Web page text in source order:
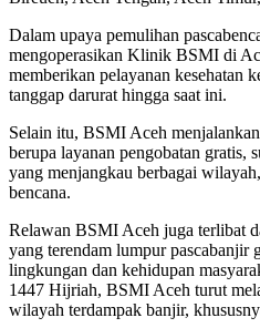
Dalam upaya pemulihan
mengoperasikan Klinik BSMI di
memberikan pelayanan kesehatan
tanggap darurat hingga saat ini.
Selain itu, BSMI Aceh
berupa layanan pengobatan gratis,
yang menjangkau berbagai
bencana.
Relawan BSMI Aceh juga terlibat
yang terendam lumpur pascabanjir
lingkungan dan kehidupan
1447 Hijriah, BSMI Aceh turut
wilayah terdampak banjir,